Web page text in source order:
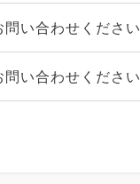
問い合わせください
問い合わせください